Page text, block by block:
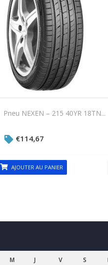
Pneu NEXEN – 215 40YR 18TN...
€114,67
AJOUTER AU PANIER
M J V S